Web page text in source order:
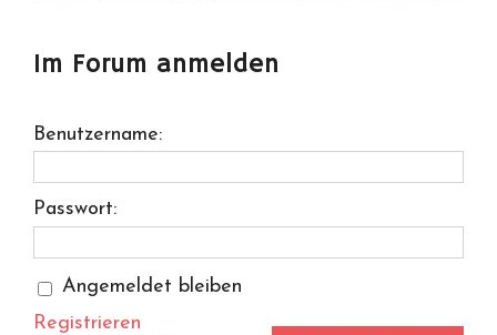
Im Forum anmelden
Benutzername:
Passwort:
Angemeldet bleiben
Registrieren